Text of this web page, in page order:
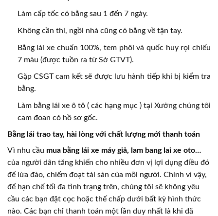
Làm cấp tốc có bằng sau 1 đến 7 ngày.
Không cần thi, ngồi nhà cũng có bằng về tận tay.
Bằng lái xe chuẩn 100%, tem phôi và quốc huy rọi chiếu
7 màu (được tuồn ra từ Sở GTVT).
Gặp CSGT cam kết sẽ được lưu hành tiếp khi bị kiểm tra
bằng.
Làm bằng lái xe ô tô ( các hạng mục ) tại Xưởng chúng tôi
cam đoan có hồ sơ gốc.
Bằng lái trao tay, hài lòng với chất lượng mới thanh toán
Vì nhu cầu mua bằng lái xe máy giả, lam bang lai xe oto…
của người dân tăng khiến cho nhiều đơn vị lợi dụng điều đó
để lừa đảo, chiếm đoạt tài sản của mỗi người. Chính vì vậy,
để hạn chế tối đa tình trạng trên, chúng tôi sẽ không yêu
cầu các bạn đặt cọc hoặc thế chấp dưới bất kỳ hình thức
nào. Các bạn chỉ thanh toán một lần duy nhất là khi đã